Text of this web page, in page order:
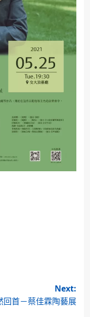
Next:
回首－蔡佳霖陶藝展